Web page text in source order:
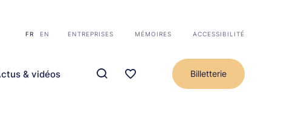
FR EN ENTREPRISES MÉMOIRES ACCESSIBILITÉ
& vidéos Billetterie